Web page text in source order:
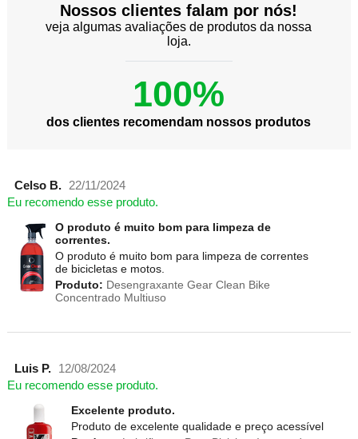
Nossos clientes falam por nós!
veja algumas avaliações de produtos da nossa
loja.
100%
dos clientes recomendam nossos produtos
Celso B.
22/11/2024
Eu recomendo esse produto.
O produto é muito bom para limpeza de
correntes.
O produto é muito bom para limpeza de correntes
de bicicletas e motos.
Produto: Desengraxante Gear Clean Bike
Concentrado Multiuso
Luis P.
12/08/2024
Eu recomendo esse produto.
Excelente produto.
Produto de excelente qualidade e preço acessível